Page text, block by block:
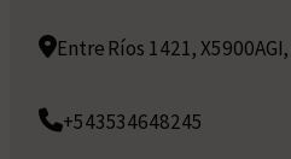
Entre Ríos 1421,
+543534648245